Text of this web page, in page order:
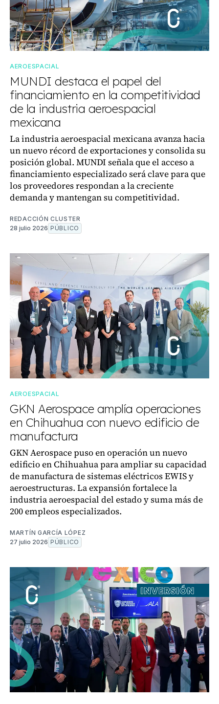
AEROESPACIAL
MUNDI destaca el papel del
financiamiento en la competitividad
de la industria aeroespacial
mexicana
La industria aeroespacial mexicana avanza hacia
un nuevo récord de exportaciones y consolida su
posición global. MUNDI señala que el acceso a
financiamiento especializado será clave para que
los proveedores respondan a la creciente
demanda y mantengan su competitividad.
REDACCIÓN CLUSTER
28 julio 2026 PÚBLICO
AEROESPACIAL
GKN Aerospace amplía operaciones
en Chihuahua con nuevo edificio de
manufactura
GKN Aerospace puso en operación un nuevo
edificio en Chihuahua para ampliar su capacidad
de manufactura de sistemas eléctricos EWIS y
aeroestructuras. La expansión fortalece la
industria aeroespacial del estado y suma más de
200 empleos especializados.
MARTÍN GARCÍA LÓPEZ
27 julio 2026 PÚBLICO